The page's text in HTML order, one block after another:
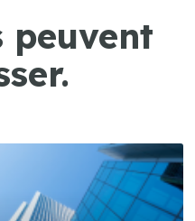
peuvent